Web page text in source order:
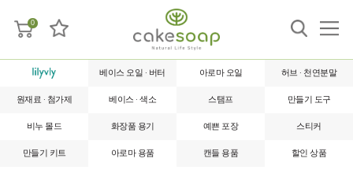
0
베이스 오일 · 버터 아로마 오일 허브 · 천연분말
원재료 · 첨가제 베이스 · 색소 스탬프 만들기 도구
비누 몰드 화장품 용기 예쁜 포장 스티커
만들기 키트 아로마 용품 캔들 용품 할인 상품